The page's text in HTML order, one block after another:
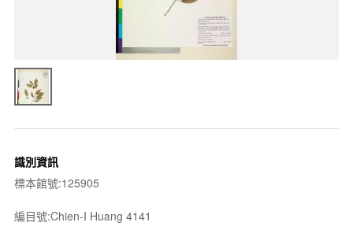
識別資訊
標本館號:125905
編目號:Chien-I Huang 4141